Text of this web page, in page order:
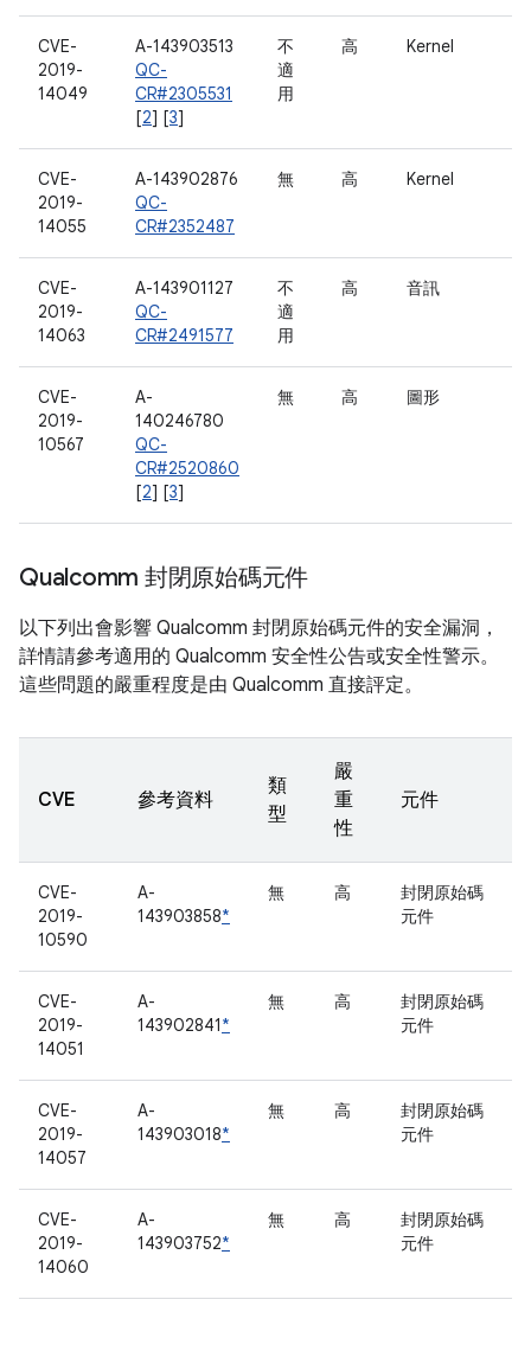
CVE-
2019-
14049
A-143903513
QC-
CR#2305531
[2] [3]
不
適
用
高 Kernel
CVE-
2019-
14055
A-143902876
QC-
CR#2352487
無 高 Kernel
CVE-
2019-
14063
A-143901127
QC-
CR#2491577
不
適
用
高 音訊
CVE-
2019-
10567
A-
140246780
QC-
CR#2520860
[2] [3]
無 高 圖形
Qualcomm 封閉原始碼元件
以下列出會影響 Qualcomm 封閉原始碼元件的安全漏洞，
詳情請參考適用的 Qualcomm 安全性公告或安全性警示。
這些問題的嚴重程度是由 Qualcomm 直接評定。
CVE 參考資料
類
型
嚴
重
性
元件
CVE-
2019-
10590
A-
143903858*
無 高
封閉原始碼
元件
CVE-
2019-
14051
A-
143902841*
無 高
封閉原始碼
元件
CVE-
2019-
14057
A-
143903018*
無 高
封閉原始碼
元件
CVE-
2019-
14060
A-
143903752*
無 高
封閉原始碼
元件